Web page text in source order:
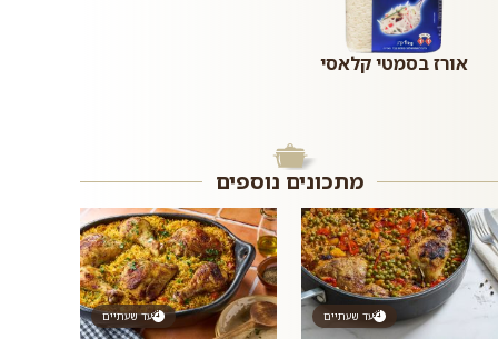
אורז בסמטי קלאסי
מתכונים נוספים
עד שעתיים עד שעתיים